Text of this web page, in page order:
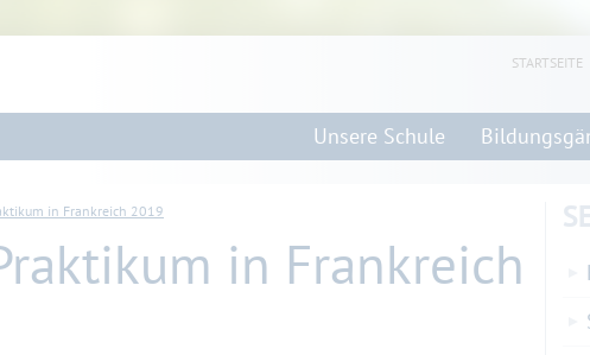
STARTSEITE
Unsere Schule
in Frankreich 2019
in Frankreich